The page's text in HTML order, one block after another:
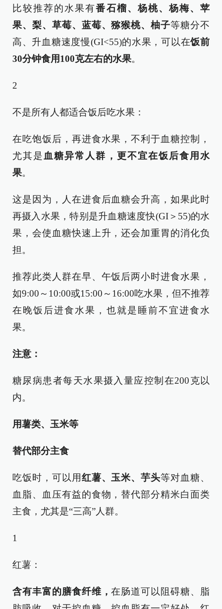
比较推荐的水果有番石榴、杨桃、杨梅、苹
果、梨、草莓、蓝莓、猕猴桃、柚子等糖分不
高、升血糖速度慢(GI<55)的水果，可以在饭前
30分钟食用100克左右的水果。
2
不是所有人都适合饭后吃水果：
在吃饱饭后，再进食水果，不利于血糖控制，
尤其是 血糖异常人群，更不宜在饭后食用水
果。
这是因为，人在进食后血糖会升高，如果此时
再摄入水果，特别是升血糖速度快(GI＞55)的水
果，会使血糖快速上升，还会加重胃的消化负
担。
推荐此类人群在早、午饭后两小时进食水果，
如9:00～10:00或15:00～16:00吃水果，但不推荐
在晚饭后进食水果，也就是睡前不宜进食水
果。
注意：
糖尿病患者每天水果摄入量应控制在200克以
内。
用薯类、玉米等
替代部分主食
吃饭时，可以用红薯、玉米、芋头等对血糖、
血脂、血压有益的食物，替代部分精米白面类
主食，尤其是“三高”人群。
1
红薯：
含有丰富的膳食纤维，在肠道可以阻碍糖、脂